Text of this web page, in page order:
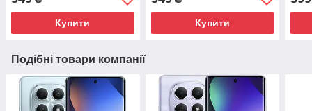
Купити Купити
Подібні товари компанії